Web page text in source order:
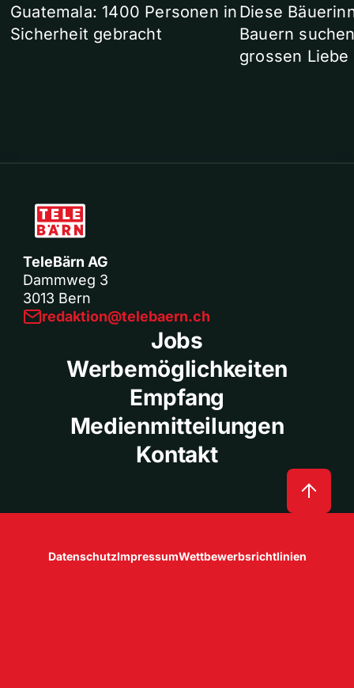
Guatemala: 1400 Personen in
Sicherheit gebracht
Diese
Bauern
grossen Liebe
TeleBärn AG
Dammweg 3
3013 Bern
redaktion@telebaern.ch
Jobs
Werbemöglichkeiten
Empfang
Medienmitteilungen
Kontakt
DatenschutzImpressumWettbewerbsrichtlinien